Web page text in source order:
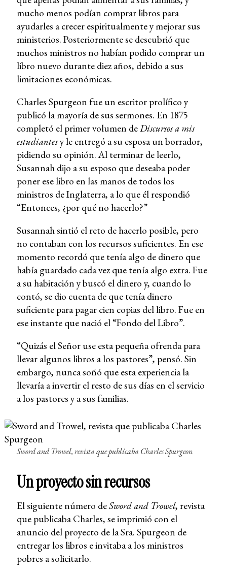
mucho menos podían comprar libros para
ayudarles a crecer espiritualmente y mejorar sus
ministerios. Posteriormente se descubrió que
muchos ministros no habían podido comprar un
libro nuevo durante diez años, debido a sus
limitaciones económicas.
Charles Spurgeon fue un escritor prolífico y
publicó la mayoría de sus sermones. En 1875
completó el primer volumen deDiscursos a mis
estudiantesy le entregó a su esposa un borrador,
pidiendo su opinión. Al terminar de leerlo,
Susannah dijo a su esposo que deseaba poder
poner ese libro en las manos de todos los
ministros de Inglaterra, a lo que él respondió
“Entonces, ¿por qué no hacerlo?”
Susannah sintió el reto de hacerlo posible, pero
no contaban con los recursos suficientes. En ese
momento recordó que tenía algo de dinero que
había guardado cada vez que tenía algo extra. Fue
a su habitación y buscó el dinero y, cuando lo
contó, se dio cuenta de que tenía dinero
suficiente para pagar cien copias del libro. Fue en
ese instante que nació el “Fondo del Libro”.
“Quizás el Señor use esta pequeña ofrenda para
llevar algunos libros a los pastores”, pensó. Sin
embargo, nunca soñó que esta experiencia la
llevaría a invertir el resto de sus días en el servicio
a los pastores y a sus familias.
Sword and Trowel, revista que publicaba Charles Spurgeon
Un proyecto sin recursos
El siguiente número deSword and Trowel, revista
que publicaba Charles, se imprimió con el
anuncio del proyecto de la Sra. Spurgeon de
entregar los libros e invitaba a los ministros
pobres a solicitarlo.